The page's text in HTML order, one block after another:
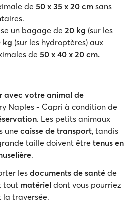
de50 x 35 x 20 cm sans
un bagage de20 kg (sur les
kg (sur les hydroptères) aux
de50 x 40 x 20 cm.
avec votre animal de
Naples - Capri à condition de
. Les petits animaux
unecaisse de transport, tandis
taille doivent être tenus en
.
les documents de santé de
tout matériel dont vous pourriez
la traversée.